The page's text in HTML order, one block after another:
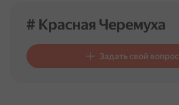
# Красная Черемуха
Задать свой вопрос